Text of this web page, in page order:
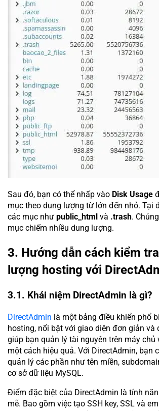
Sau đó, bạn có thể nhấp vào Disk Usage
mục theo dung lượng từ lớn đến nhỏ. Tại
các mục như public_html và .trash.
mục chiếm nhiều dung lượng.
3. Hướng dẫn cách kiểm
lượng hosting với
3.1. Khái niệm DirectAdmin là gì?
DirectAdmin là một bảng điều khiển phổ
hosting, nổi bật với giao diện đơn giản và
giúp bạn quản lý tài nguyên trên máy chủ
một cách hiệu quả. Với DirectAdmin, bạn
quản lý các phần như tên miền,
cơ sở dữ liệu MySQL.
Điểm đặc biệt của DirectAdmin là tính
mẽ. Bao gồm việc tạo SSH key, SSL và